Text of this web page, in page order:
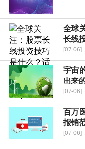
全球
长线
[07-06]
宇宙
出来
[07-06]
百万
报销
[07-06]